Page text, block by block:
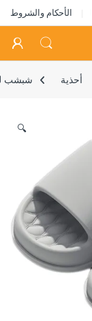
الأحكام والشروط
أحذية شبشب
🔍